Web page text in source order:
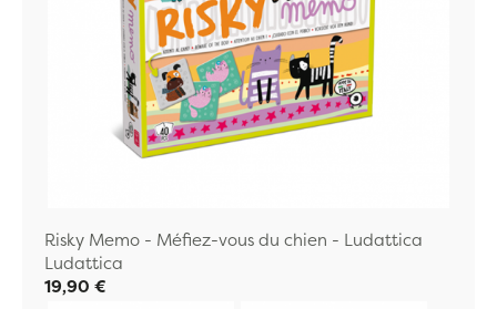
Risky Memo - Méfiez-vous du chien - Ludattica
Ludattica
19,90 €